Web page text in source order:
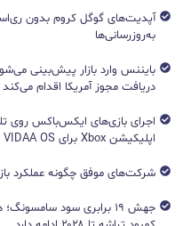
آپدیت‌های گوگل کروم بدون
به‌روزرسانی‌ها
بایننس وارد بازار پیش‌بینی
دریافت مجوز آمریکا اقدام می‌کند
اجرای بازی‌های ایکس‌باکس روی
اپلیکیشن Xbox برای VIDAA OS عرضه شد
شرکت‌های موفق چگونه عملکرد
جهش ۱۹ برابری سود